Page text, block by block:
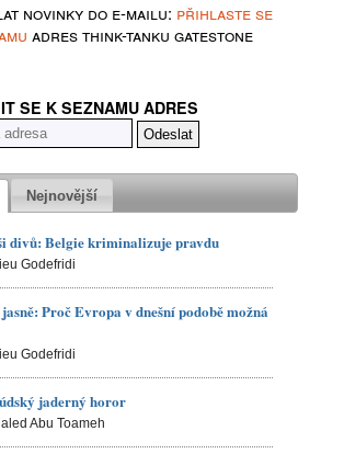
novinky do e-mailu: přihlaste se
adres think-tanku gatestone
SE K SEZNAMU ADRES
Nejnovější
divů: Belgie kriminalizuje pravdu
Godefridi
Proč Evropa v dnešní podobě možná
Godefridi
jaderný horor
Abu Toameh